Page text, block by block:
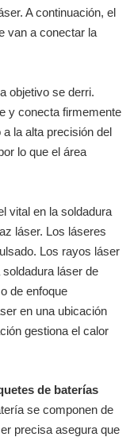
A continuación, el
van a conectar la
objetivo se derri.
y conecta firmemente
la alta precisión del
lo que el área
vital en la soldadura
láser. Los láseres
Los rayos láser
láser de
de enfoque
en una ubicación
gestiona el calor
de baterías
se componen de
precisa asegura que